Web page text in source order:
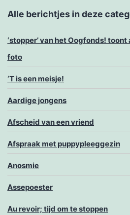
Alle berichtjes in deze
‘stopper’ van het Oogfonds!
foto
‘T is een meisje!
Aardige jongens
Afscheid van een vriend
Afspraak met puppypleeggezin
Anosmie
Assepoester
Au revoir; tijd om te stoppen